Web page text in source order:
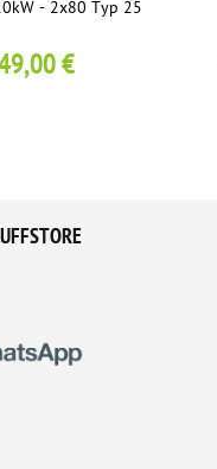
- 2x80 Typ 25
€